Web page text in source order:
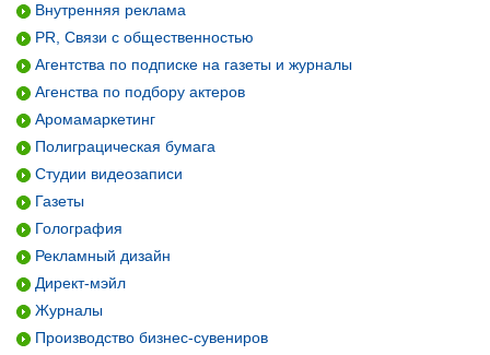
Внутренняя реклама
PR, Связи с общественностью
Агентства по подписке на газеты и журналы
Агенства по подбору актеров
Аромамаркетинг
Полиграцическая бумага
Студии видеозаписи
Газеты
Голография
Рекламный дизайн
Директ-мэйл
Журналы
Производство бизнес-сувениров